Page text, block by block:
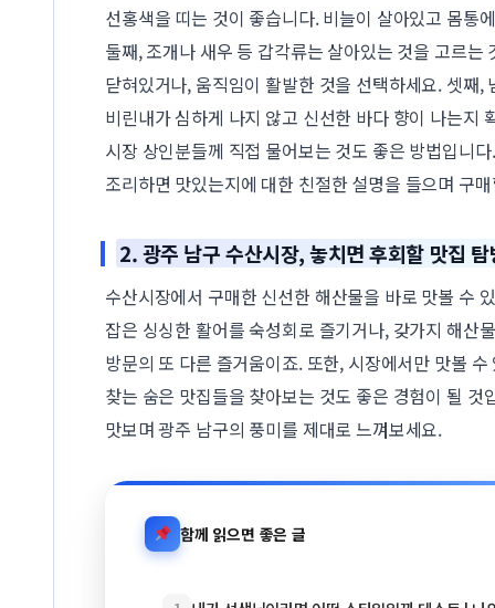
선홍색을 띠는 것이 좋습니다. 비늘이 살아있고 몸통
둘째, 조개나 새우 등 갑각류는 살아있는 것을 고르는
닫혀있거나, 움직임이 활발한 것을 선택하세요. 셋째
비린내가 심하게 나지 않고 신선한 바다 향이 나는지
시장 상인분들께 직접 물어보는 것도 좋은 방법입니
조리하면 맛있는지에 대한 친절한 설명을 들으며 구
2. 광주 남구 수산시장, 놓치면 후회할 맛집 탐
수산시장에서 구매한 신선한 해산물을 바로 맛볼 수
잡은 싱싱한 활어를 숙성회로 즐기거나, 갖가지 해산
방문의 또 다른 즐거움이죠. 또한, 시장에서만 맛볼
찾는 숨은 맛집들을 찾아보는 것도 좋은 경험이 될 것
맛보며 광주 남구의 풍미를 제대로 느껴보세요.
함께 읽으면 좋은 글